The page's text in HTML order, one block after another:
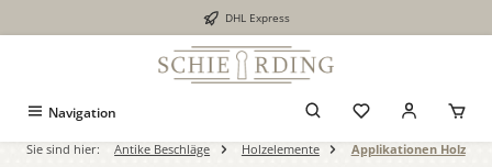
DHL Express
Navigation
Sie sind hier: Antike Beschläge Holzelemente Applikationen Holz